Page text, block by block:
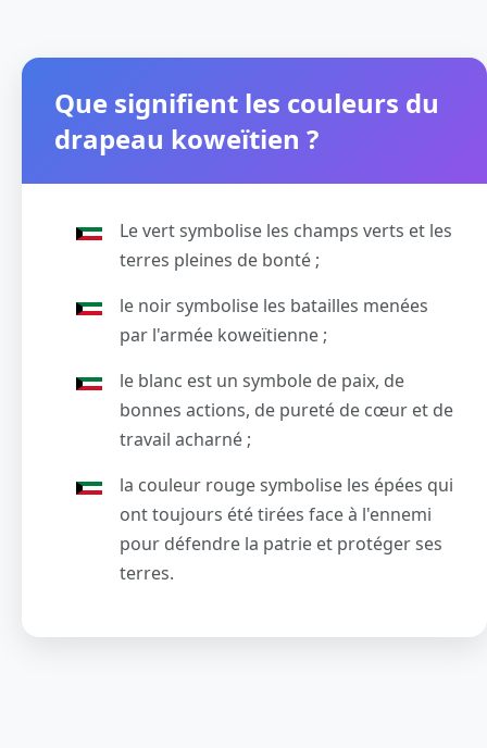
Que signifient les couleurs du
drapeau koweïtien ?
Le vert symbolise les champs verts et les
terres pleines de bonté ;
le noir symbolise les batailles menées
par l'armée koweïtienne ;
le blanc est un symbole de paix, de
bonnes actions, de pureté de cœur et de
travail acharné ;
la couleur rouge symbolise les épées qui
ont toujours été tirées face à l'ennemi
pour défendre la patrie et protéger ses
terres.